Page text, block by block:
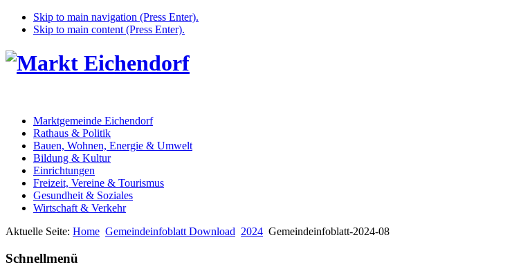
Skip to main navigation (Press Enter).
Skip to main content (Press Enter).
Marktgemeinde Eichendorf
Rathaus & Politik
Bauen, Wohnen, Energie & Umwelt
Bildung & Kultur
Einrichtungen
Freizeit, Vereine & Tourismus
Gesundheit & Soziales
Wirtschaft & Verkehr
Aktuelle Seite: Home Gemeindeinfoblatt Download 2024 Gemeindeinfoblatt-2024-08
Schnellmenü